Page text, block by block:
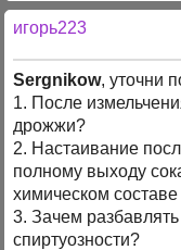
игорь223
Sergnikow, уточни
1. После
дрожжи?
2. Настаивание
полному выходу
химическом
3. Зачем
спиртуозности?